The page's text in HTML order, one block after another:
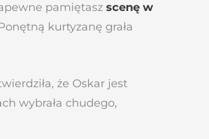
pamiętasz scenę w
kurtyzanę grała
że Oskar jest
wybrała chudego,